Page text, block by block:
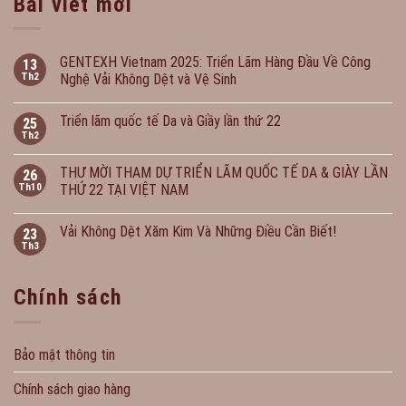
13
Th2
GENTEXH Vietnam 2025: Triển Lãm Hàng Đầu Về Công
Nghệ Vải Không Dệt và Vệ Sinh
25
Th2
Triển lãm quốc tế Da và Giầy lần thứ 22
26
Th10
THƯ MỜI THAM DỰ TRIỂN LÃM QUỐC TẾ DA & GIÀY LẦN
THỨ 22 TẠI VIỆT NAM
23
Th3
Vải Không Dệt Xăm Kim Và Những Điều Cần Biết!
Chính sách
Bảo mật thông tin
Chính sách giao hàng